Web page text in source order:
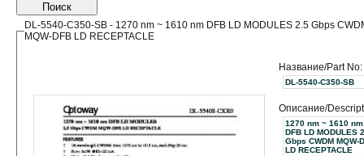
Поиск
DL-5540-C350-SB - 1270 nm ~ 1610 nm DFB LD MODULES 2.5 Gbps
MQW-DFB LD RECEPTACLE
Название/Part No:
DL-5540-C350-SB
Описание/
1270 nm ~ 1610 nm
DFB LD MODULES
Gbps CWDM MQW-
LD RECEPTACLE